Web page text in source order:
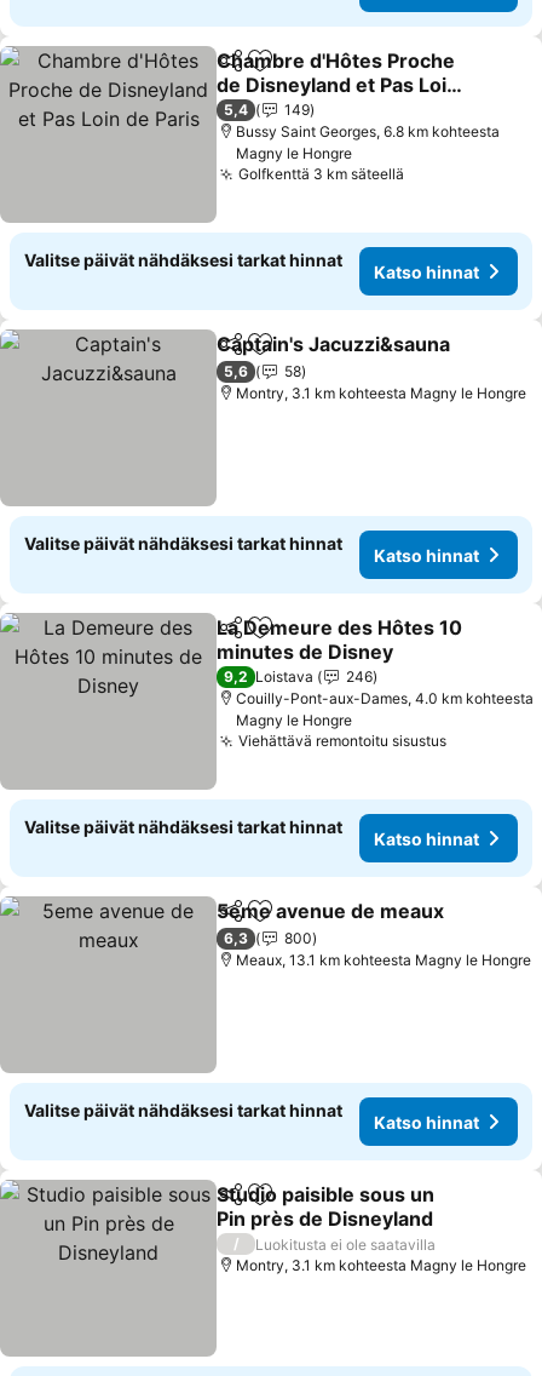
Jaa Lisää suosikkeihin
Chambre d'Hôtes Proche
de Disneyland et Pas Loin
de Paris
Katso hinnat
5,4
149
Bussy Saint Georges, 6.8 km kohteesta
Magny le Hongre
Golfkenttä 3 km säteellä
Valitse päivät nähdäksesi tarkat hinnat
Katso hinnat
Jaa Lisää suosikkeihin
Captain's Jacuzzi&sauna
5,6
58
Montry, 3.1 km kohteesta Magny le Hongre
Valitse päivät nähdäksesi tarkat hinnat
Katso hinnat
Jaa Lisää suosikkeihin
La Demeure des Hôtes 10
minutes de Disney
Katso hinnat
9,2 Loistava
246
Couilly-Pont-aux-Dames, 4.0 km kohteesta
Magny le Hongre
Viehättävä remontoitu sisustusKatso
Valitse päivät nähdäksesi tarkat hinnat
Katso hinnat
Jaa Lisää suosikkeihin
5eme avenue de meaux
6,3
800
Meaux, 13.1 km kohteesta Magny le Hongre
Valitse päivät nähdäksesi tarkat hinnat
Katso hinnat
Jaa Lisää suosikkeihin
Studio paisible sous un
Pin près de Disneyland
Katso hinnat
/
Luokitusta ei ole saatavilla
Montry, 3.1 km kohteesta Magny le Hongre